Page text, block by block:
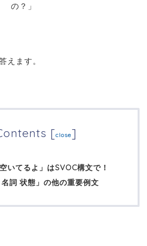
の？」
えます。
[close]
空いてるよ」はSVOC構文で！
名詞 状態」の他の重要例文